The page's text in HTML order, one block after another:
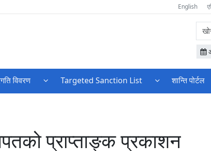
English
विवरण Targeted Sanction List शान्ति पोर्टल
प्राप्ताङ्क प्रकाशन